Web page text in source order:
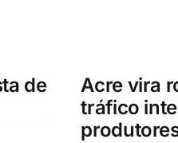
de
Acre vira
tráfico